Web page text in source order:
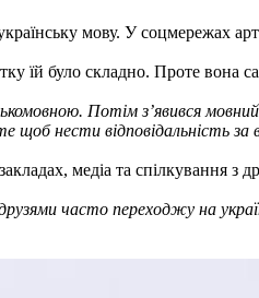
мову. У соцмережах
їй було складно. Проте вона
Потім з’явився
щоб нести відповідальність
медіа та спілкування з
часто переходжу на